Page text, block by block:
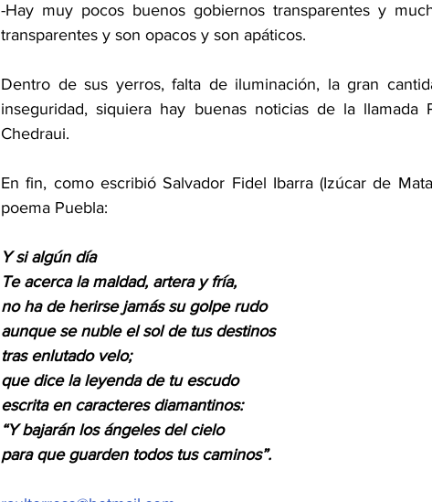
-Hay muy pocos buenos gobiernos transparentes y
transparentes y son opacos y son apáticos.
Dentro de sus yerros, falta de iluminación, la gran
inseguridad, siquiera hay buenas noticias de la llamada
Chedraui.
En fin, como escribió Salvador Fidel Ibarra (Izúcar de
poema Puebla:
Y si algún día
Te acerca la maldad, artera y fría,
no ha de herirse jamás su golpe rudo
aunque se nuble el sol de tus destinos
tras enlutado velo;
que dice la leyenda de tu escudo
escrita en caracteres diamantinos:
“Y bajarán los ángeles del cielo
para que guarden todos tus caminos”.